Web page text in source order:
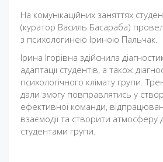
На комунікаційних заняттях
(куратор Василь Басараба)
з психологинею Іриною Пальчак.
Ірина Ігорівна здійснила
адаптації студентів, а також
психологічного клімату групи.
дали змогу повправлятись у
ефективної команди,
взаємодії та створити атмосферу
студентами групи.